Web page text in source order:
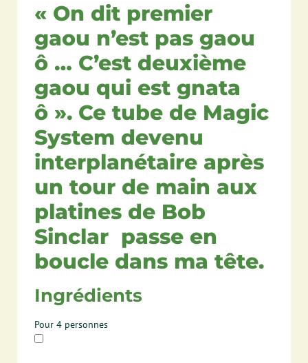
« On dit premier
gaou n’est pas gaou
ô … C’est deuxième
gaou qui est gnata
ô ». Ce tube de Magic
System devenu
interplanétaire après
un tour de main aux
platines de Bob
Sinclar passe en
boucle dans ma tête.
Ingrédients
Pour 4 personnes